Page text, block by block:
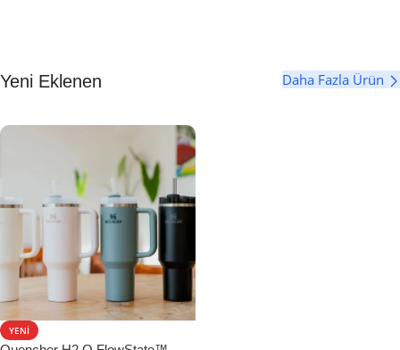
Yeni Eklenen Daha Fazla Ürün
YENI